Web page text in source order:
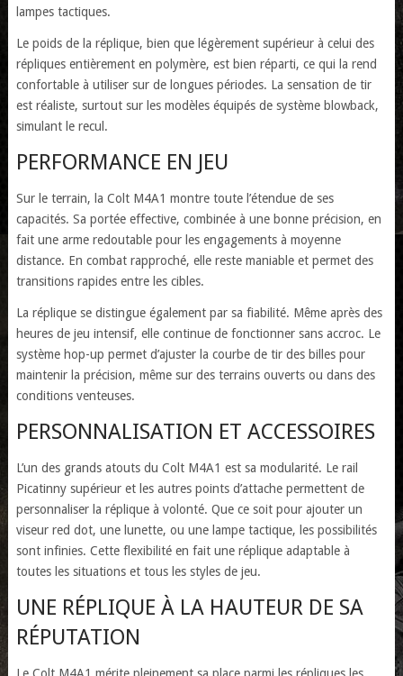
lampes tactiques.
Le poids de la réplique, bien que légèrement supérieur à celui des
répliques entièrement en polymère, est bien réparti, ce qui la rend
confortable à utiliser sur de longues périodes. La sensation de tir
est réaliste, surtout sur les modèles équipés de système blowback,
simulant le recul.
PERFORMANCE EN JEU
Sur le terrain, la Colt M4A1 montre toute l’étendue de ses
capacités. Sa portée effective, combinée à une bonne précision, en
fait une arme redoutable pour les engagements à moyenne
distance. En combat rapproché, elle reste maniable et permet des
transitions rapides entre les cibles.
La réplique se distingue également par sa fiabilité. Même après des
heures de jeu intensif, elle continue de fonctionner sans accroc. Le
système hop-up permet d’ajuster la courbe de tir des billes pour
maintenir la précision, même sur des terrains ouverts ou dans des
conditions venteuses.
PERSONNALISATION ET ACCESSOIRES
L’un des grands atouts du Colt M4A1 est sa modularité. Le rail
Picatinny supérieur et les autres points d’attache permettent de
personnaliser la réplique à volonté. Que ce soit pour ajouter un
viseur red dot, une lunette, ou une lampe tactique, les possibilités
sont infinies. Cette flexibilité en fait une réplique adaptable à
toutes les situations et tous les styles de jeu.
UNE RÉPLIQUE À LA HAUTEUR DE SA
RÉPUTATION